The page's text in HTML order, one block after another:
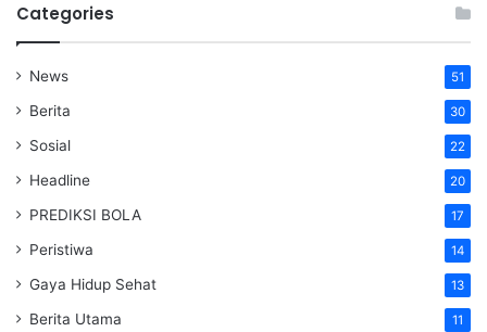
Categories
News 51
Berita 30
Sosial 22
Headline 20
PREDIKSI BOLA 17
Peristiwa 14
Gaya Hidup Sehat 13
Berita Utama 11